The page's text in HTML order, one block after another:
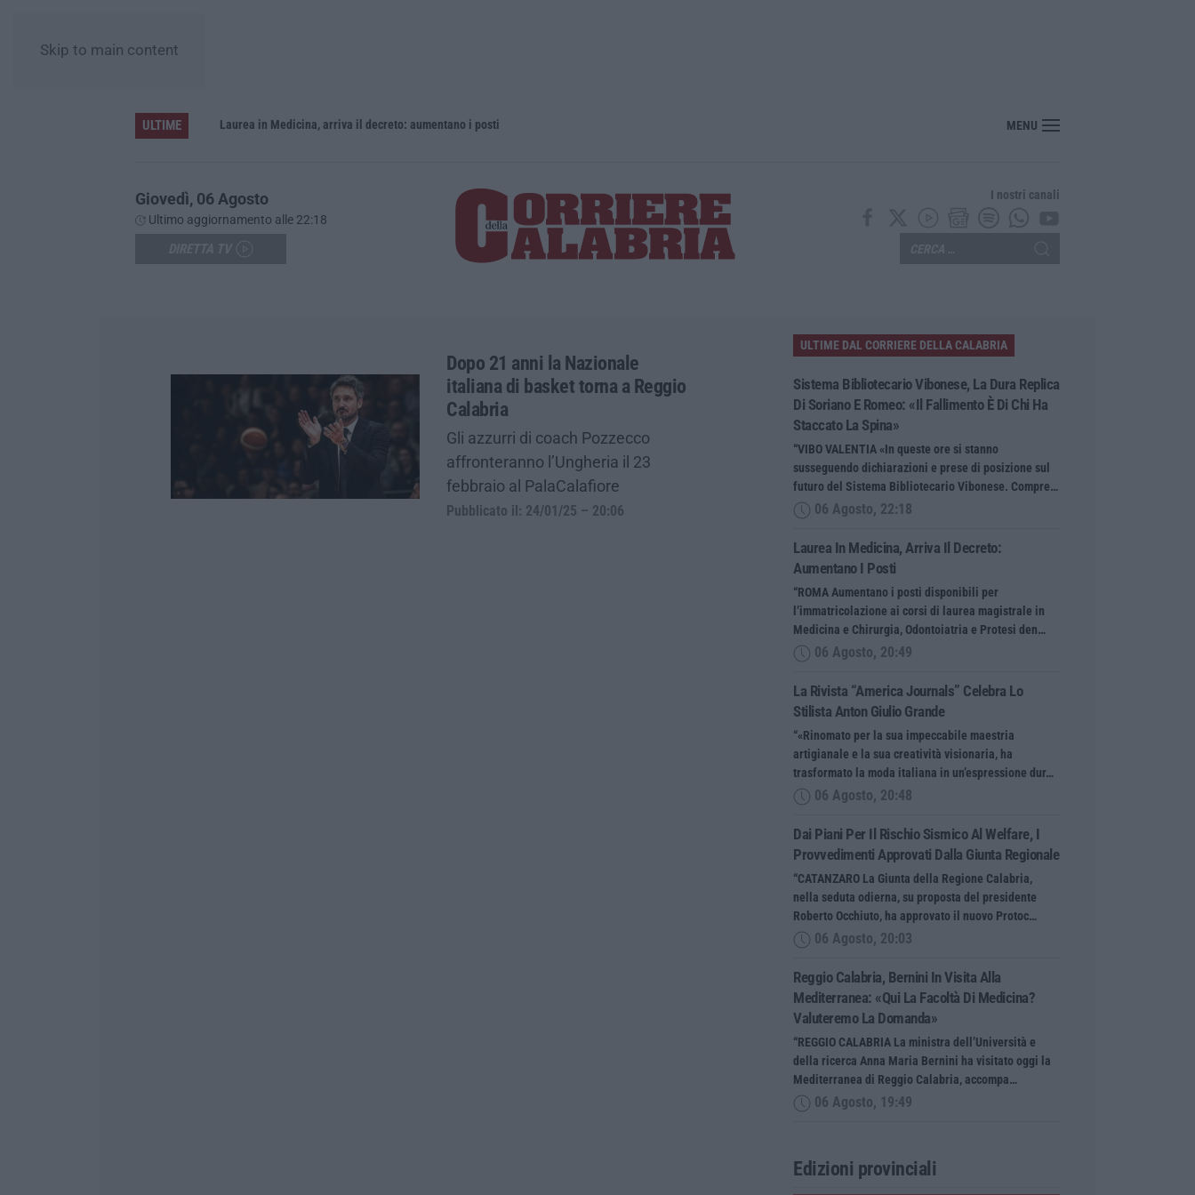
Skip to main content
ULTIME
Sistema bibliotecario vibonese, la dura replica di Soriano e Romeo: «Il fallimento è di chi ha staccato la spina» Laurea in Medicina, arriva il decreto: aumentano i posti La rivista “America Journals” celebra lo stilista Anton Giulio Grande
MENU
Giovedì, 06 Agosto
Ultimo aggiornamento alle 22:18
I nostri canali
Dopo 21 anni la Nazionale
italiana di basket torna a Reggio
Calabria
Gli azzurri di coach Pozzecco
affronteranno l’Ungheria il 23
febbraio al PalaCalafiore
Pubblicato il: 24/01/25 – 20:06
ULTIME DAL CORRIERE DELLA CALABRIA
Sistema Bibliotecario Vibonese, La Dura Replica
Di Soriano E Romeo: «Il Fallimento È Di Chi Ha
Staccato La Spina»
“VIBO VALENTIA «In queste ore si stanno
susseguendo dichiarazioni e prese di posizione sul
futuro del Sistema Bibliotecario Vibonese. Compre…
06 Agosto, 22:18
Laurea In Medicina, Arriva Il Decreto:
Aumentano I Posti
“ROMA Aumentano i posti disponibili per
l’immatricolazione ai corsi di laurea magistrale in
Medicina e Chirurgia, Odontoiatria e Protesi den…
06 Agosto, 20:49
La Rivista “America Journals” Celebra Lo
Stilista Anton Giulio Grande
“«Rinomato per la sua impeccabile maestria
artigianale e la sua creatività visionaria, ha
trasformato la moda italiana in un’espressione dur…
06 Agosto, 20:48
Dai Piani Per Il Rischio Sismico Al Welfare, I
Provvedimenti Approvati Dalla Giunta Regionale
“CATANZARO La Giunta della Regione Calabria,
nella seduta odierna, su proposta del presidente
Roberto Occhiuto, ha approvato il nuovo Protoc…
06 Agosto, 20:03
Reggio Calabria, Bernini In Visita Alla
Mediterranea: «Qui La Facoltà Di Medicina?
Valuteremo La Domanda»
“REGGIO CALABRIA La ministra dell’Università e
della ricerca Anna Maria Bernini ha visitato oggi la
Mediterranea di Reggio Calabria, accompa…
06 Agosto, 19:49
Edizioni provinciali